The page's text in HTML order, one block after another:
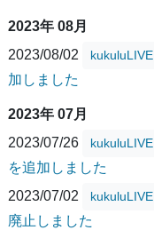
2023年 08月
2023/08/02
kukuluLIVE
加しました
2023年 07月
2023/07/26
kukuluLIVE
を追加しました
2023/07/02
kukuluLIVE
廃止しました